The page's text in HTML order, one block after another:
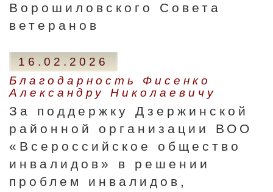
Ворошиловского Совета
ветеранов
16.02.2026
Благодарность Фисенко
Александру Николаевичу
За поддержку Дзержинской
районной организации ВОО
«Всероссийское общество
инвалидов» в решении
проблем инвалидов,